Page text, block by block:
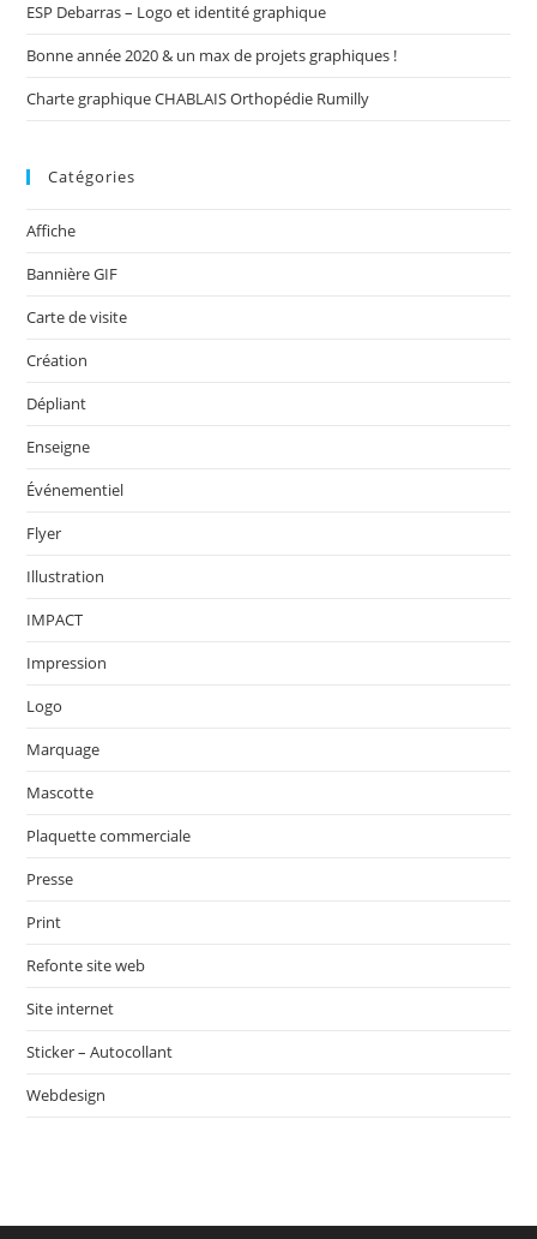
ESP Debarras – Logo et identité graphique
Bonne année 2020 & un max de projets graphiques !
Charte graphique CHABLAIS Orthopédie Rumilly
Catégories
Affiche
Bannière GIF
Carte de visite
Création
Dépliant
Enseigne
Événementiel
Flyer
Illustration
IMPACT
Impression
Logo
Marquage
Mascotte
Plaquette commerciale
Presse
Print
Refonte site web
Site internet
Sticker – Autocollant
Webdesign